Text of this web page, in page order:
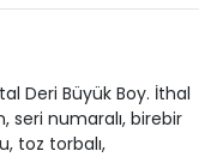
Deri Büyük Boy. İthal
seri numaralı, birebir
toz torbalı,